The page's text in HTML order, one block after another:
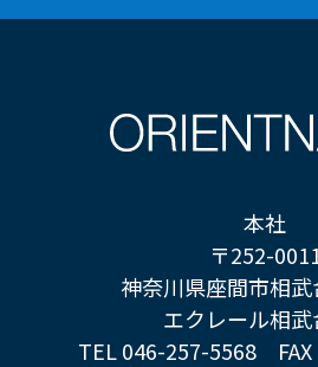
本社
〒252-
神奈川県座間市相
エクレール相
TEL 046-257-5568